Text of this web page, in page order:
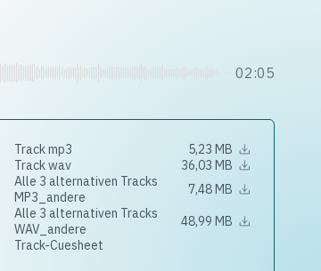
02:05
Track mp3
5,23 MB
Track wav
36,03 MB
Alle 3 alternativen Tracks
MP3_andere
7,48 MB
Alle 3 alternativen Tracks
WAV_andere
48,99 MB
Track-Cuesheet